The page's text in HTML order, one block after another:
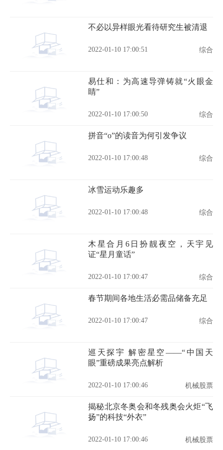
不必以异样眼光看待研究生被清退
2022-01-10 17:00:51 综合
易仕和：为高速导弹铸就“火眼金
睛”
2022-01-10 17:00:50 综合
拼音“o”的读音为何引发争议
2022-01-10 17:00:48 综合
冰雪运动乐趣多
2022-01-10 17:00:48 综合
木星合月6日扮靓夜空，天宇见
证“星月童话”
2022-01-10 17:00:47 综合
春节期间各地生活必需品储备充足
2022-01-10 17:00:47 综合
巡天探宇 解密星空——“中国天
眼”重磅成果亮点解析
2022-01-10 17:00:46 机械股票
揭秘北京冬奥会和冬残奥会火炬“飞
扬”的科技“外衣”
2022-01-10 17:00:46 机械股票